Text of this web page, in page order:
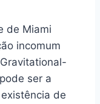
de Miami
incomum
ser a
de